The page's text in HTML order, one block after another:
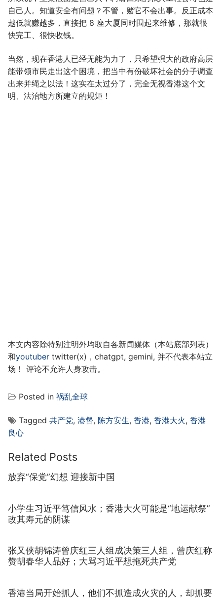
自己人。知道安全有问题？不管，赌它不会出事。反正成本
越低就赚越多，直接把 8 座大厦同时围起来维修，那就很
快完工、很快收钱。
当然，现在香港人已经无能为力了，只希望强大的政府高层
能带领市民走出这个困境，把当中有份破坏社会的分子调查
出来并绳之以法！这实在太过分了，完全无视香港这个文
明、法治地方所建立的规矩！
本文内容除特别注明外均取自各新闻媒体（本站底部列表）
和youtuber twitter(x)，chatgpt, gemini, 并不代表本站立
场！ 评论不允许人身攻击。
Posted in 祸乱全球
Tagged 共产党, 港督, 陈方安生, 香港, 香港大火, 香港
良心
Related Posts
放弃“保党”幻想 迎接新中国
小学生习近平笃信风水；香港大火可能是“地运献祭”
改其寿元的阴谋
张又侠胡锦涛曾庆红三人组成决策三人组，曾庆红称
赞胡春华人品好；大骂习近平想拖死共产党
香港当局开始抓人，他们不抓造成火灾的人，却抓要